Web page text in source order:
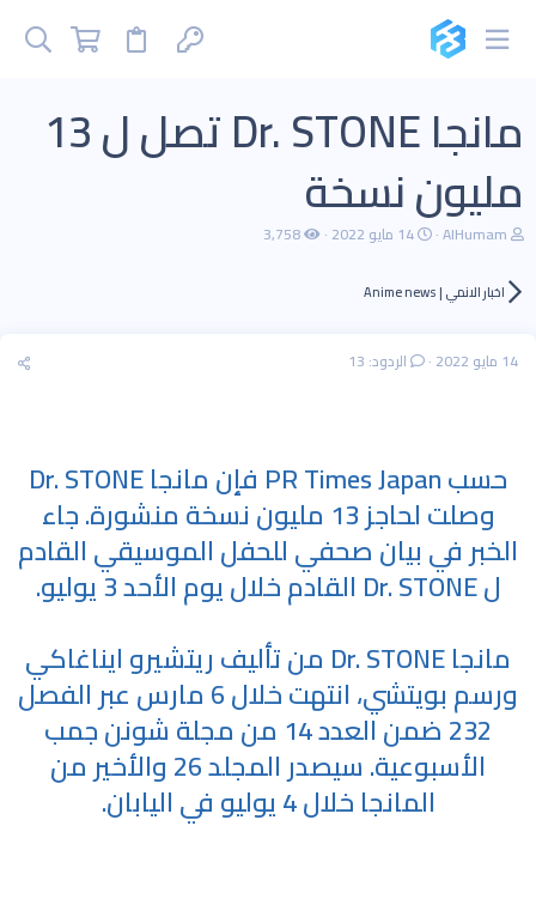
مانجا Dr. STONE تصل ل 13
مليون نسخة
ب
ئ
و
AlHumam ت
ي
ل
ب
14 مايو 2022 3,758
اخبار الانمي | Anime news
14 مايو 2022 الردود: 13
حسب PR Times Japan فإن مانجا Dr. STONE
وصلت لحاجز 13 مليون نسخة منشورة. جاء
الخبر في بيان صحفي للحفل الموسيقي القادم
ل Dr. STONE القادم خلال يوم الأحد 3 يوليو.
مانجا Dr. STONE من تأليف ريتشيرو ايناغاكي
ورسم بويتشي، انتهت خلال 6 مارس عبر الفصل
232 ضمن العدد 14 من مجلة شونن جمب
الأسبوعية. سيصدر المجلد 26 والأخير من
المانجا خلال 4 يوليو في اليابان.